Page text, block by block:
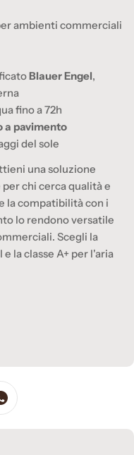
ambienti commerciali
Blauer Engel,
fino a 72h
a pavimento
del sole
una soluzione
chi cerca qualità e
la compatibilità con i
lo rendono versatile
Scegli la
la classe A+ per l'aria